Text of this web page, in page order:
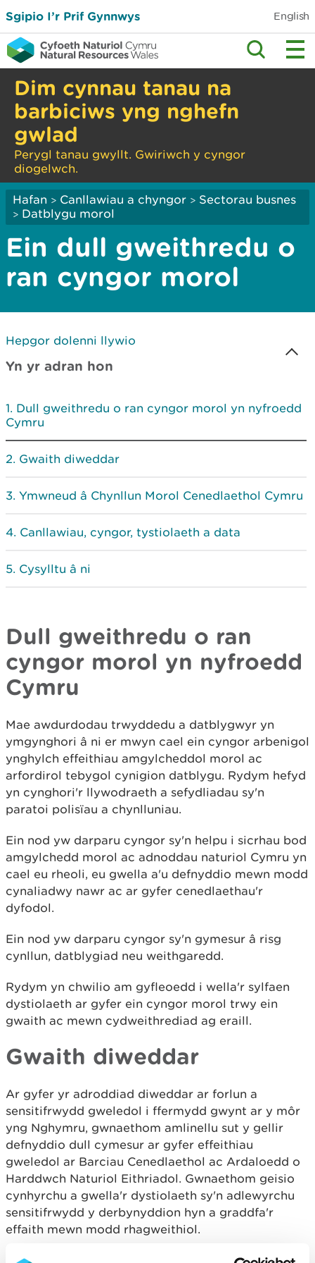
Sgipio I’r Prif Gynnwys English
Dim cynnau tanau na
barbiciws yng nghefn
gwlad
Perygl tanau gwyllt. Gwiriwch y cyngor
diogelwch.
Hafan > Canllawiau a chyngor > Sectorau busnes
> Datblygu morol
Ein dull gweithredu o
ran cyngor morol
Hepgor dolenni llywio
Yn yr adran hon
Dull gweithredu o ran cyngor morol yn nyfroedd
Cymru
Gwaith diweddar
Ymwneud â Chynllun Morol Cenedlaethol Cymru
Canllawiau, cyngor, tystiolaeth a data
Cysylltu â ni
Dull gweithredu o ran
cyngor morol yn nyfroedd
Cymru
Mae awdurdodau trwyddedu a datblygwyr yn
ymgynghori â ni er mwyn cael ein cyngor arbenigol
ynghylch effeithiau amgylcheddol morol ac
arfordirol tebygol cynigion datblygu. Rydym hefyd
yn cynghori'r llywodraeth a sefydliadau sy'n
paratoi polisïau a chynlluniau.
Ein nod yw darparu cyngor sy'n helpu i sicrhau bod
amgylchedd morol ac adnoddau naturiol Cymru yn
cael eu rheoli, eu gwella a'u defnyddio mewn modd
cynaliadwy nawr ac ar gyfer cenedlaethau'r
dyfodol.
Ein nod yw darparu cyngor sy'n gymesur â risg
cynllun, datblygiad neu weithgaredd.
Rydym yn chwilio am gyfleoedd i wella'r sylfaen
dystiolaeth ar gyfer ein cyngor morol trwy ein
gwaith ac mewn cydweithrediad ag eraill.
Gwaith diweddar
Ar gyfer yr adroddiad diweddar ar forlun a
sensitifrwydd gweledol i ffermydd gwynt ar y môr
yng Nghymru, gwnaethom amlinellu sut y gellir
defnyddio dull cymesur ar gyfer effeithiau
gweledol ar Barciau Cenedlaethol ac Ardaloedd o
Harddwch Naturiol Eithriadol. Gwnaethom geisio
cynhyrchu a gwella'r dystiolaeth sy'n adlewyrchu
sensitifrwydd y derbynyddion hyn a graddfa'r
effaith mewn modd rhagweithiol.
Gwnaethom gydweithio â Llywodraeth Cymru i